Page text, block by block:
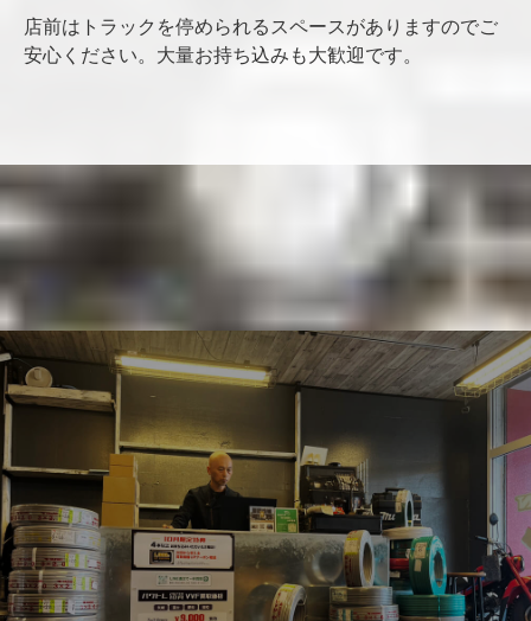
店前はトラックを停められるスペースがありますのでご
安心ください。大量お持ち込みも大歓迎です。